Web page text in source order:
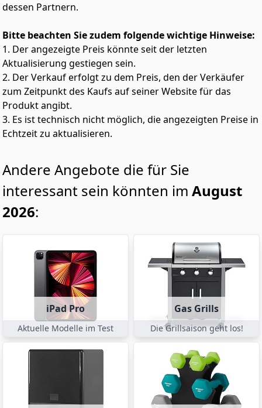
dessen Partnern.
Bitte beachten Sie zudem folgende wichtige Hinweise:
1. Der angezeigte Preis könnte seit der letzten
Aktualisierung gestiegen sein.
2. Der Verkauf erfolgt zu dem Preis, den der Verkäufer
zum Zeitpunkt des Kaufs auf seiner Website für das
Produkt angibt.
3. Es ist technisch nicht möglich, die angezeigten Preise in
Echtzeit zu aktualisieren.
Andere Angebote die für Sie
interessant sein könnten im August
2026:
iPad Pro
Aktuelle Modelle im Test
Gas Grills
Die Grillsaison geht los!